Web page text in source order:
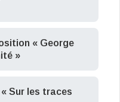
« George
»
Sur les traces